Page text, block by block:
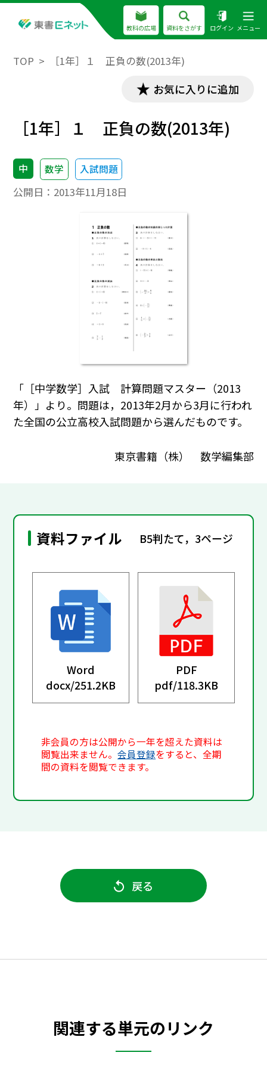
教科の広場 資料をさがす ログイン メニュー
TOP ［1年］１ 正負の数(2013年)
お気に入りに追加
［1年］１ 正負の数(2013年)
中 数学 入試問題
公開日： 2013年11月18日
「［中学数学］入試 計算問題マスター（2013
年）」より。問題は，2013年2月から3月に行われ
た全国の公立高校入試問題から選んだものです。
東京書籍（株） 数学編集部
資料ファイル B5判たて，3ページ
Word
docx/251.2KB
PDF
pdf/118.3KB
非会員の方は公開から一年を超えた資料は
閲覧出来ません。会員登録をすると、全期
間の資料を閲覧できます。
戻る
関連する単元のリンク